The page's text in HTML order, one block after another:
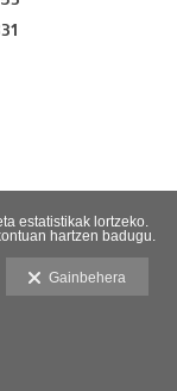
estatistikak lortzeko.
hartzen badugu.
Gainbehera